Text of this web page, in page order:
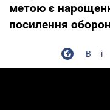
метою є
посилення